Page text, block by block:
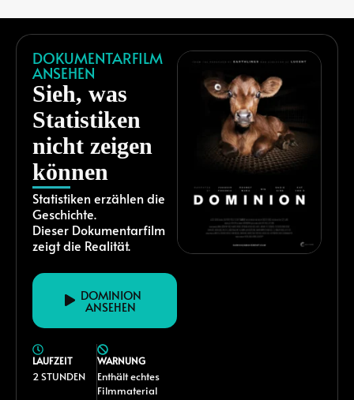
DOKUMENTARFILM
ANSEHEN
Sieh, was
Statistiken
nicht zeigen
können
Statistiken erzählen die
Geschichte.
Dieser Dokumentarfilm
zeigt die Realität.
DOMINION
ANSEHEN
LAUFZEIT
2 STUNDEN
WARNUNG
Enthält echtes
Filmmaterial